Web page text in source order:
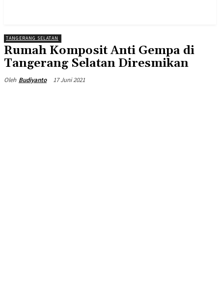
TANGERANG SELATAN
Rumah Komposit Anti Gempa di
Tangerang Selatan Diresmikan
Oleh Budiyanto 17 Juni 2021